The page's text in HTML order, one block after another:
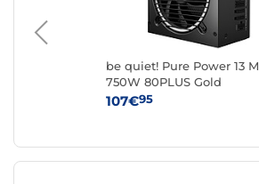
be quiet! Pure Power 13 M
750W 80PLUS Gold
107€95